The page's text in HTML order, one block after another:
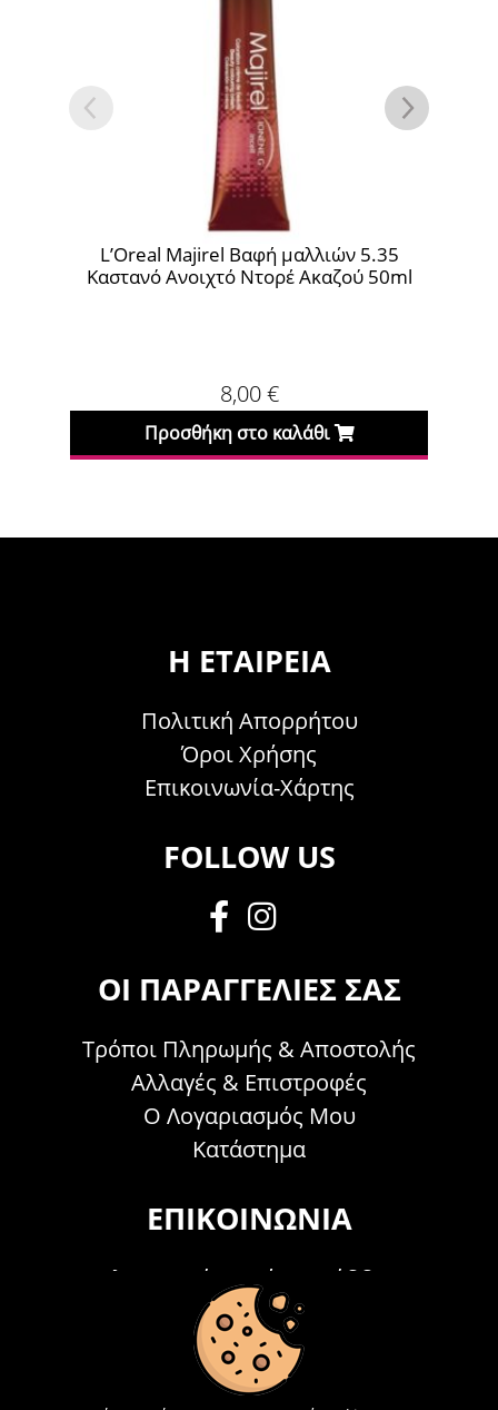
L’Oreal Majirel Βαφή μαλλιών 8.0 Ξανθό
Ανοιχτό Βασικό 50ml
8,00€
Προσθήκη στο καλάθι
Η ΕΤΑΙΡΕΊΑ
Πολιτική Απορρήτου
Όροι Χρήσης
Επικοινωνία-Χάρτης
FOLLOW US
ΟΙ ΠΑΡΑΓΓΕΛΊΕΣ ΣΑΣ
Τρόποι Πληρωμής & Αποστολής
Αλλαγές & Επιστροφές
Ο Λογαριασμός Μου
Κατάστημα
ΕΠΙΚΟΙΝΩΝΊΑ
Τηλεφωνικά Δευτέρα - Σάββατο
09:00 - 15:00
Τ: 26214 00104
info@acosmetics.gr